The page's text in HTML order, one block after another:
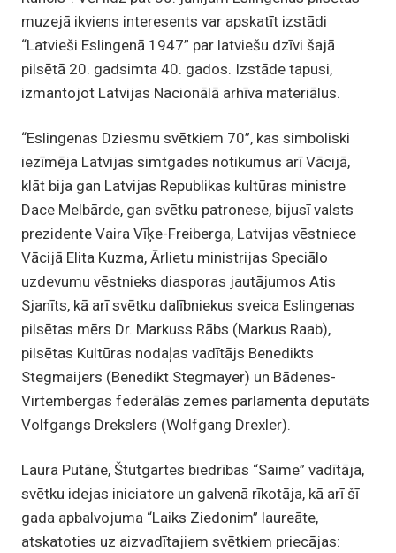
muzejā ikviens interesents var apskatīt izstādi
“Latvieši Eslingenā 1947” par latviešu dzīvi šajā
pilsētā 20. gadsimta 40. gados. Izstāde tapusi,
izmantojot Latvijas Nacionālā arhīva materiālus.
“Eslingenas Dziesmu svētkiem 70”, kas simboliski
iezīmēja Latvijas simtgades notikumus arī Vācijā,
klāt bija gan Latvijas Republikas kultūras ministre
Dace Melbārde, gan svētku patronese, bijusī valsts
prezidente Vaira Vīķe-Freiberga, Latvijas vēstniece
Vācijā Elita Kuzma, Ārlietu ministrijas Speciālo
uzdevumu vēstnieks diasporas jautājumos Atis
Sjanīts, kā arī svētku dalībniekus sveica Eslingenas
pilsētas mērs Dr. Markuss Rābs (Markus Raab),
pilsētas Kultūras nodaļas vadītājs Benedikts
Stegmaijers (Benedikt Stegmayer) un Bādenes-
Virtembergas federālās zemes parlamenta deputāts
Volfgangs Drekslers (Wolfgang Drexler).
Laura Putāne, Štutgartes biedrības “Saime” vadītāja,
svētku idejas iniciatore un galvenā rīkotāja, kā arī šī
gada apbalvojuma “Laiks Ziedonim” laureāte,
atskatoties uz aizvadītajiem svētkiem priecājas: